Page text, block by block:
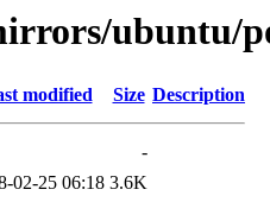
ubuntu/
modified Size Description
-
02-25 06:18 3.6K